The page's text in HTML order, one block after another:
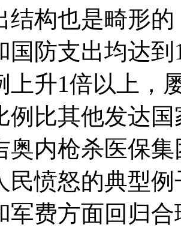
结构也是畸形
国防支出均达
上升1倍以上，
例比其他发达
奥内枪杀医保
民愤怒的典型
军费方面回归